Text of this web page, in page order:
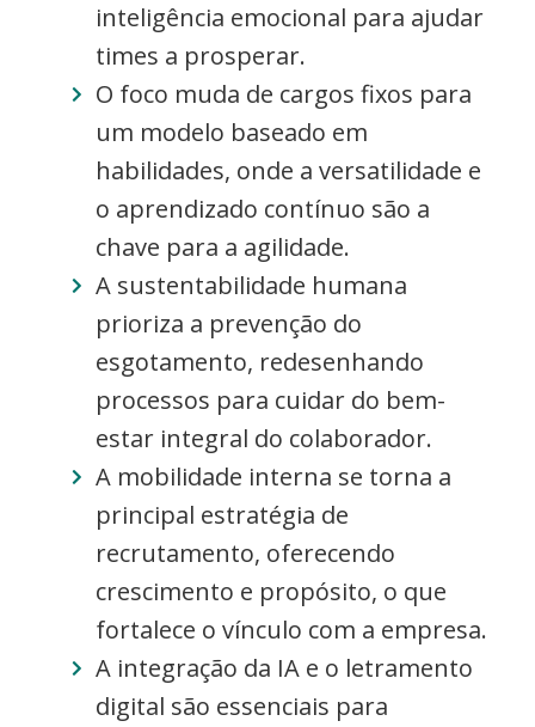
inteligência emocional para ajudar
times a prosperar.
O foco muda de cargos fixos para
um modelo baseado em
habilidades, onde a versatilidade e
o aprendizado contínuo são a
chave para a agilidade.
A sustentabilidade humana
prioriza a prevenção do
esgotamento, redesenhando
processos para cuidar do bem-
estar integral do colaborador.
A mobilidade interna se torna a
principal estratégia de
recrutamento, oferecendo
crescimento e propósito, o que
fortalece o vínculo com a empresa.
A integração da IA e o letramento
digital são essenciais para